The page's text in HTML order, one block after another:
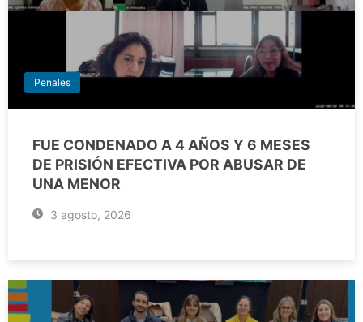
Penales
FUE CONDENADO A 4 AÑOS Y 6 MESES
DE PRISIÓN EFECTIVA POR ABUSAR DE
UNA MENOR
3 agosto, 2026